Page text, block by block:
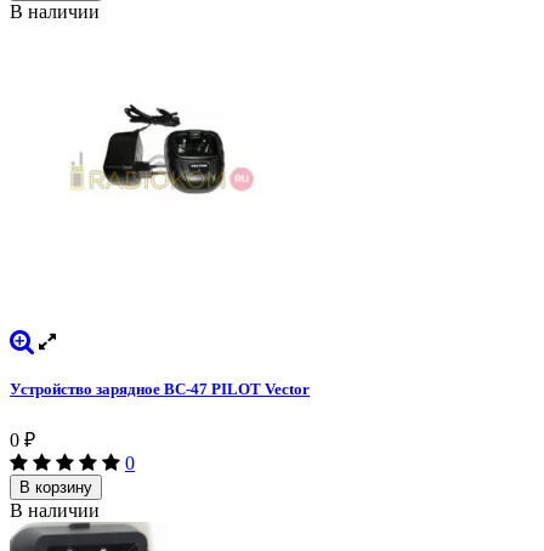
В наличии
Устройство зарядное BC-47 PILOT Vector
0 ₽
0
В корзину
В наличии